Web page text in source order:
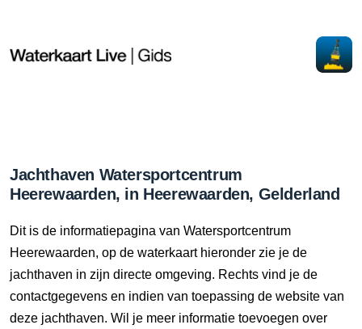
Jachthaven Watersportcentrum
Heerewaarden, in Heerewaarden, Gelderland
Dit is de informatiepagina van Watersportcentrum
Heerewaarden, op de waterkaart hieronder zie je de
jachthaven in zijn directe omgeving. Rechts vind je de
contactgegevens en indien van toepassing de website van
deze jachthaven. Wil je meer informatie toevoegen over